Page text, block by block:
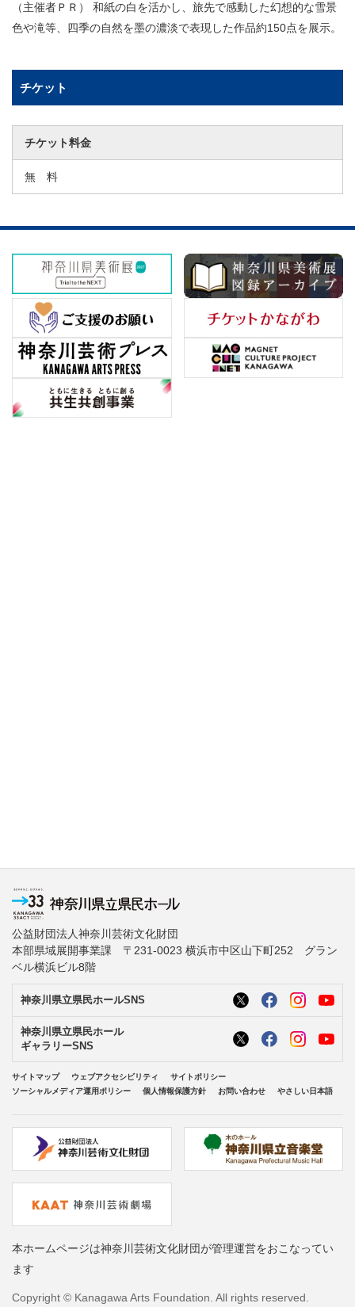
（主催者ＰＲ） 和紙の白を活かし、旅先で感動した幻想的な雪景
色や滝等、四季の自然を墨の濃淡で表現した作品約150点を展示。
チケット
チケット料金
無 料
公益財団法人神奈川芸術文化財団
本部県域展開事業課 〒231-0023 横浜市中区山下町252 グラン
ベル横浜ビル8階
神奈川県立県民ホールSNS
神奈川県立県民ホール
ギャラリーSNS
サイトマップ ウェブアクセシビリティ
サイトポリシー
ソーシャルメディア運用ポリシー
個人情報保護方針 お問い合わせ やさしい日本語
本ホームページは神奈川芸術文化財団が管理運営をおこなってい
ます
Copyright © Kanagawa Arts Foundation. All rights reserved.